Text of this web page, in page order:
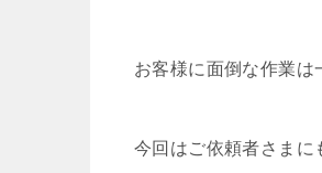
お客様に面倒な作業は
今回はご依頼者さまに